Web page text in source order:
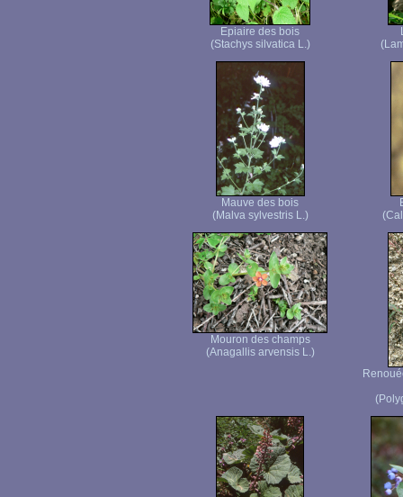
Epiaire des bois
(Stachys silvatica L.)
Mauve des bois
(Malva sylvestris L.)
Mouron des champs
(Anagallis arvensis L.)